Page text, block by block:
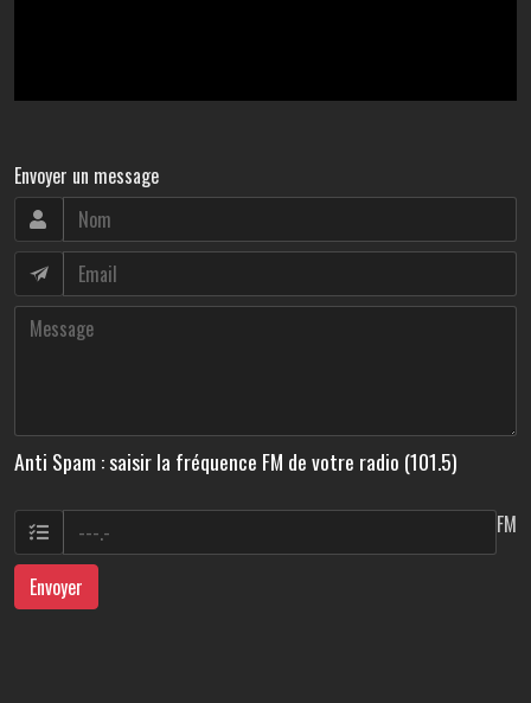
Envoyer un message
Anti Spam : saisir la fréquence FM de votre radio (101.5)
FM
Envoyer